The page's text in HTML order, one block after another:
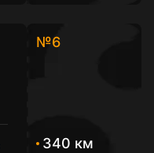
№6
340 км